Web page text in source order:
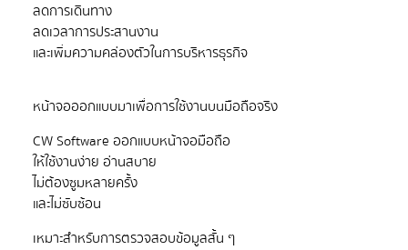
ลดการเดินทาง
ลดเวลาการประสานงาน
และเพิ่มความคล่องตัวในการบริหารธุรกิจ
หน้าจอออกแบบมาเพื่อการใช้งานบนมือถือจริง
CW Software ออกแบบหน้าจอมือถือ
ให้ใช้งานง่าย อ่านสบาย
ไม่ต้องซูมหลายครั้ง
เหมาะสำหรับการตรวจสอบข้อมูลสั้น ๆ